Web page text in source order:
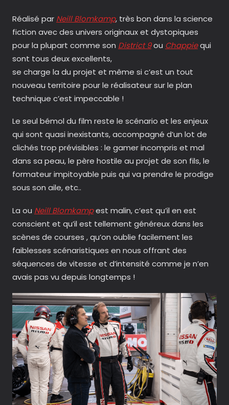
Réalisé par Neill Blomkamp, très bon dans la science
fiction avec des univers originaux et dystopiques
pour la plupart comme son District 9ou Chappiequi
sont tous deux excellents,
se charge la du projet et même si c’est un tout
nouveau territoire pour le réalisateur sur le plan
technique c’est impeccable !
Le seul bémol du film reste le scénario et les enjeux
qui sont quasi inexistants, accompagné d’un lot de
clichés trop prévisibles : le gamer incompris et mal
dans sa peau, le père hostile au projet de son fils, le
formateur impitoyable puis qui va prendre le prodige
sous son aile, etc..
La ou Neill Blomkampest malin, c’est qu’il en est
conscient et qu’il est tellement généreux dans les
scènes de courses , qu’on oublie facilement les
faiblesses scénaristiques en nous offrant des
séquences de vitesse et d’intensité comme je n’en
avais pas vu depuis longtemps !